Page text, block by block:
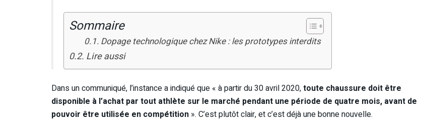
Sommaire
Dopage technologique chez Nike : les prototypes interdits
Lire aussi
Dans un communiqué, l’instance a indiqué que « à partir du 30 avril 2020,toute chaussure doit être
disponible à l’achat par tout athlète sur le marché pendant une période de quatre mois, avant de
pouvoir être utilisée en compétition ». C’est plutôt clair, et c’est déjà une bonne nouvelle.